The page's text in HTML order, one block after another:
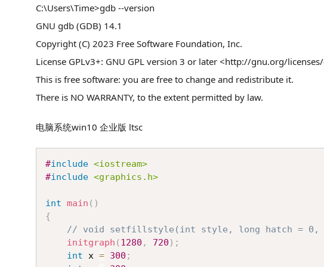
C:\Users\Time>gdb --version
GNU gdb (GDB) 14.1
Copyright (C) 2023 Free Software Foundation, Inc.
License GPLv3+: GNU GPL version 3 or later <http://gnu.org/
This is free software: you are free to change and redistribute it.
There is NO WARRANTY, to the extent permitted by law.
电脑系统win10 企业版 ltsc
#include <iostream>
#include <graphics.h>
int main ( )
{
// void setfillstyle(int style, long hatch = 0,
initgraph ( 1280 , 720 ) ;
int x = 300 ;